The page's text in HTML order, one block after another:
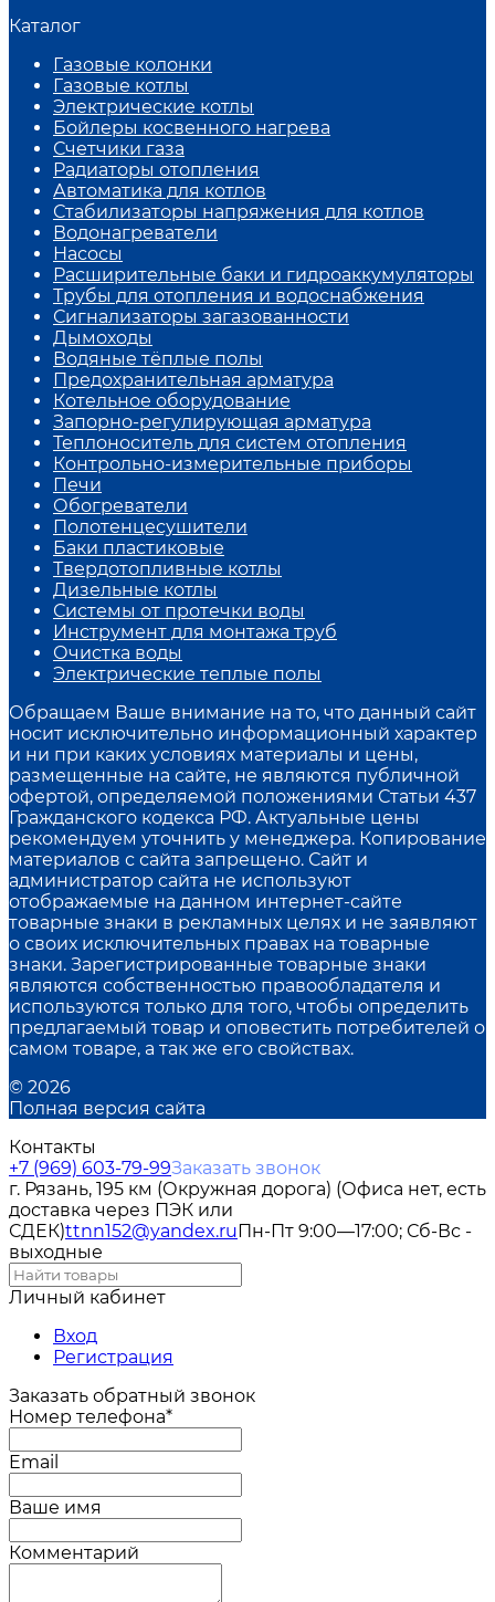
Каталог
Газовые колонки
Газовые котлы
Электрические котлы
Бойлеры косвенного нагрева
Счетчики газа
Радиаторы отопления
Автоматика для котлов
Стабилизаторы напряжения для котлов
Водонагреватели
Насосы
Расширительные баки и гидроаккумуляторы
Трубы для отопления и водоснабжения
Сигнализаторы загазованности
Дымоходы
Водяные тёплые полы
Предохранительная арматура
Котельное оборудование
Запорно-регулирующая арматура
Теплоноситель для систем отопления
Контрольно-измерительные приборы
Печи
Обогреватели
Полотенцесушители
Баки пластиковые
Твердотопливные котлы
Дизельные котлы
Системы от протечки воды
Инструмент для монтажа труб
Очистка воды
Электрические теплые полы
Обращаем Ваше внимание на то, что данный сайт
носит исключительно информационный характер
и ни при каких условиях материалы и цены,
размещенные на сайте, не являются публичной
офертой, определяемой положениями Статьи 437
Гражданского кодекса РФ. Актуальные цены
рекомендуем уточнить у менеджера. Копирование
материалов с сайта запрещено. Сайт и
администратор сайта не используют
отображаемые на данном интернет-сайте
товарные знаки в рекламных целях и не заявляют
о своих исключительных правах на товарные
знаки. Зарегистрированные товарные знаки
являются собственностью правообладателя и
используются только для того, чтобы определить
предлагаемый товар и оповестить потребителей о
самом товаре, а так же его свойствах.
© 2026
Полная версия сайта
Контакты
+7 (969) 603-79-99Заказать звонок
г. Рязань, 195 км (Окружная дорога) (Офиса нет, есть
доставка через ПЭК или
СДЕК)ttnn152@yandex.ruПн-Пт 9:00—17:00; Сб-Вс -
выходные
Личный кабинет
Вход
Регистрация
Заказать обратный звонок
Номер телефона*
Email
Ваше имя
Комментарий